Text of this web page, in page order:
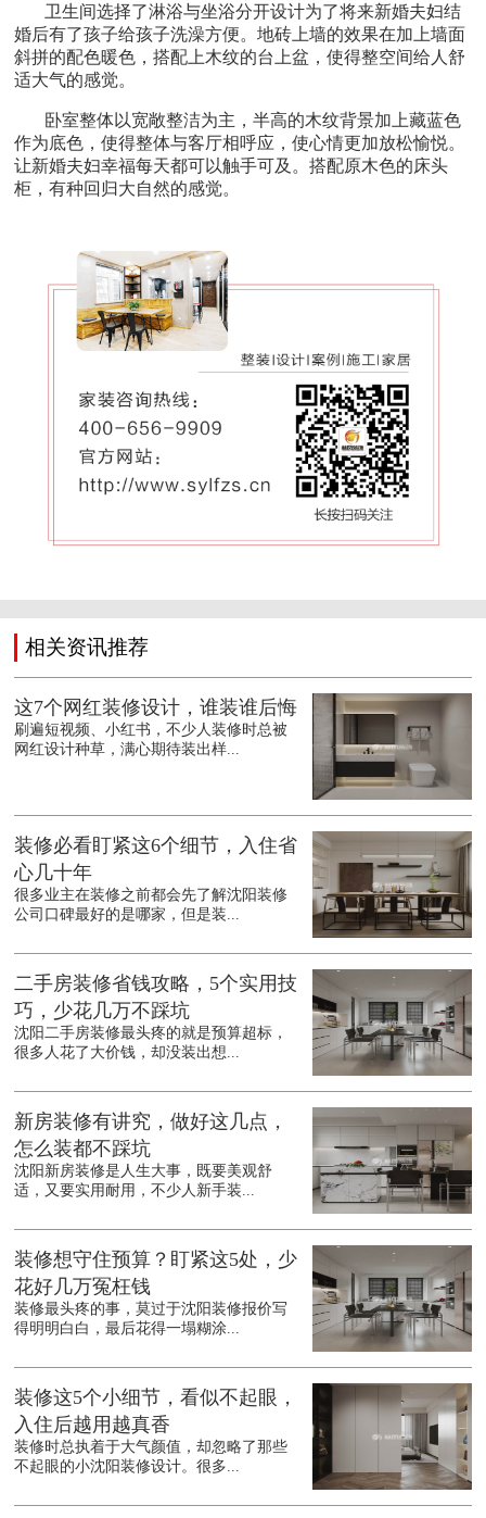
卫生间选择了淋浴与坐浴分开设计为了将来新婚夫妇结
婚后有了孩子给孩子洗澡方便。地砖上墙的效果在加上墙面
斜拼的配色暖色，搭配上木纹的台上盆，使得整空间给人舒
适大气的感觉。
卧室整体以宽敞整洁为主，半高的木纹背景加上藏蓝色
作为底色，使得整体与客厅相呼应，使心情更加放松愉悦。
让新婚夫妇幸福每天都可以触手可及。搭配原木色的床头
柜，有种回归大自然的感觉。
相关资讯推荐
这7个网红装修设计，谁装谁后悔
刷遍短视频、小红书，不少人装修时总被
网红设计种草，满心期待装出样...
装修必看盯紧这6个细节，入住省
心几十年
很多业主在装修之前都会先了解沈阳装修
公司口碑最好的是哪家，但是装...
二手房装修省钱攻略，5个实用技
巧，少花几万不踩坑
沈阳二手房装修最头疼的就是预算超标，
很多人花了大价钱，却没装出想...
新房装修有讲究，做好这几点，
怎么装都不踩坑
沈阳新房装修是人生大事，既要美观舒
适，又要实用耐用，不少人新手装...
装修想守住预算？盯紧这5处，少
花好几万冤枉钱
装修最头疼的事，莫过于沈阳装修报价写
得明明白白，最后花得一塌糊涂...
装修这5个小细节，看似不起眼，
入住后越用越真香
装修时总执着于大气颜值，却忽略了那些
不起眼的小沈阳装修设计。很多...